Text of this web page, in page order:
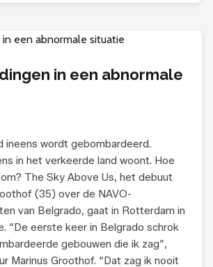
in een abnormale
ineens wordt gebombardeerd.
in het verkeerde land woont. Hoe
The Sky Above Us, het debuut
(35) over de NAVO-
van Belgrado, gaat in Rotterdam in
“De eerste keer in Belgrado schrok
gebouwen die ik zag”,
Marinus Groothof. “Dat zag ik nooit